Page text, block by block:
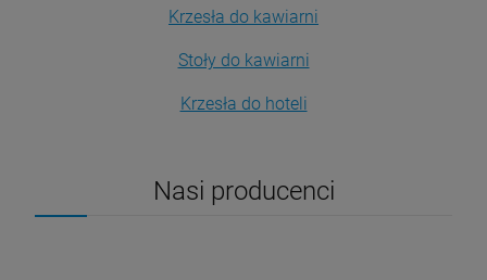
Krzesła do kawiarni
Stoły do kawiarni
Krzesła do hoteli
Nasi producenci